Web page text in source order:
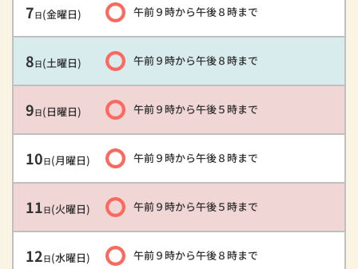
7日(金曜日) 午前９時から午後８時まで
8日(土曜日) 午前９時から午後８時まで
9日(日曜日) 午前９時から午後５時まで
10日(月曜日) 午前９時から午後８時まで
11日(火曜日) 午前９時から午後５時まで
12日(水曜日) 午前９時から午後８時まで